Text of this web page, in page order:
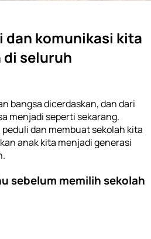
dan komunikasi kita
di seluruh
bangsa dicerdaskan, dan dari
menjadi seperti sekarang.
dan membuat sekolah kita
anak kita menjadi generasi
sebelum memilih sekolah